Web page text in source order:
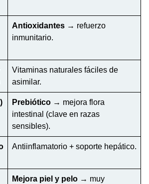
Antioxidantes → refuerzo
inmunitario.
Vitaminas naturales fáciles de
asimilar.
Prebiótico → mejora flora
intestinal (clave en razas
sensibles).
Antiinflamatorio + soporte hepático.
Mejora piel y pelo → muy